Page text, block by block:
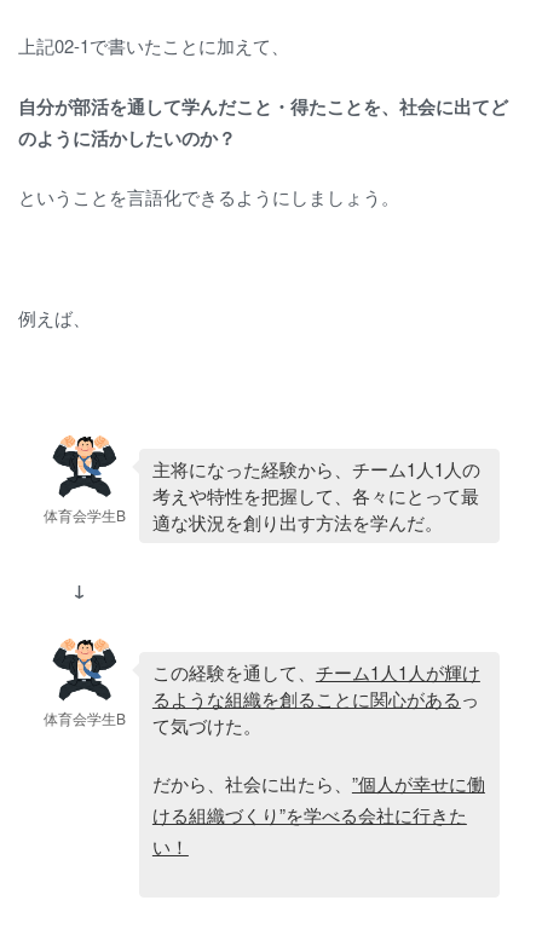
上記02-1で書いたことに加えて、
自分が部活を通して学んだこと・得たことを、社会に出てど
のように活かしたいのか？
ということを言語化できるようにしましょう。
例えば、
体育会学生B
主将になった経験から、チーム1人1人の
考えや特性を把握して、各々にとって最
適な状況を創り出す方法を学んだ。
↓
体育会学生B
この経験を通して、 チーム1人1人が輝け
るような組織を創ることに関心があるっ
て気づけた。
だから、社会に出たら、 ”個人が幸せに働
ける組織づくり”を学べる会社に行きた
い！